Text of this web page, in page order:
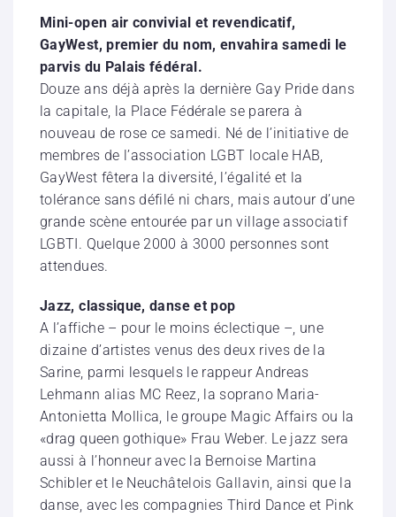
Hébergement solidaire
Mini-open air convivial et revendicatif,
GayWest, premier du nom, envahira samedi le
parvis du Palais fédéral.
Douze ans déjà après la dernière Gay Pride dans
la capitale, la Place Fédérale se parera à
nouveau de rose ce samedi. Né de l’initiative de
membres de l’association LGBT locale HAB,
GayWest fêtera la diversité, l’égalité et la
tolérance sans défilé ni chars, mais autour d’une
grande scène entourée par un village associatif
LGBTI. Quelque 2000 à 3000 personnes sont
attendues.
Jazz, classique, danse et pop
A l’affiche – pour le moins éclectique –, une
dizaine d’artistes venus des deux rives de la
Sarine, parmi lesquels le rappeur Andreas
Lehmann alias MC Reez, la soprano Maria-
Antonietta Mollica, le groupe Magic Affairs ou la
«drag queen gothique» Frau Weber. Le jazz sera
aussi à l’honneur avec la Bernoise Martina
Schibler et le Neuchâtelois Gallavin, ainsi que la
danse, avec les compagnies Third Dance et Pink